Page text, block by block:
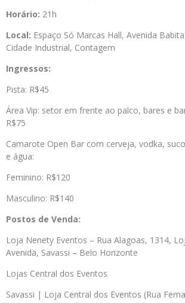
Horário: 21h
Local: Espaço Só Marcas Hall, Avenida
Cidade Industrial, Contagem
Ingressos:
Pista: R$45
Área Vip: setor em frente ao palco, bares e
R$75
Camarote Open Bar com cerveja, vodka,
e água:
Feminino: R$120
Masculino: R$140
Postos de Venda:
Loja Nenety Eventos – Rua Alagoas, 1314,
Avenida, Savassi – Belo Horizonte
Lojas Central dos Eventos
Savassi | Loja Central dos Eventos (Rua